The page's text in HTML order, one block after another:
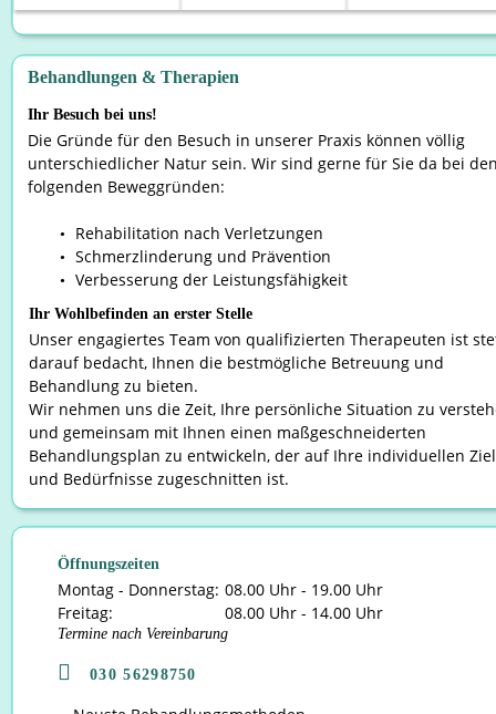
Behandlungen & Therapien
Ihr Besuch bei uns!
Die Gründe für den Besuch in unserer Praxis können völlig
unterschiedlicher Natur sein. Wir sind gerne für Sie da bei
folgenden Beweggründen:
• Rehabilitation nach Verletzungen
• Schmerzlinderung und Prävention
• Verbesserung der Leistungsfähigkeit
Ihr Wohlbefinden an erster Stelle
Unser engagiertes Team von qualifizierten Therapeuten ist
darauf bedacht, Ihnen die bestmögliche Betreuung und
Behandlung zu bieten.
Wir nehmen uns die Zeit, Ihre persönliche Situation zu
und gemeinsam mit Ihnen einen maßgeschneiderten
Behandlungsplan zu entwickeln, der auf Ihre individuellen
und Bedürfnisse zugeschnitten ist.
Öffnungszeiten
Montag - Donnerstag: 08.00 Uhr - 19.00 Uhr
Freitag:
08.00 Uhr - 14.00 Uhr
Termine nach Vereinbarung
 030 56298750